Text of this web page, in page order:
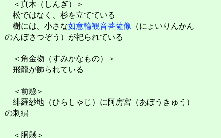
＜真木（しんぎ）＞
松ではなく、杉を立てている
樹には、小さな如意輪観音菩薩像 （にょいりんかん
のんぼさつぞう）が祀られている
＜角金物（すみかなもの）＞
飛龍が飾られている
＜前懸＞
緋羅紗地（ひらしゃじ）に阿房宮（あぼうきゅう）
の刺繍
＜胴懸＞